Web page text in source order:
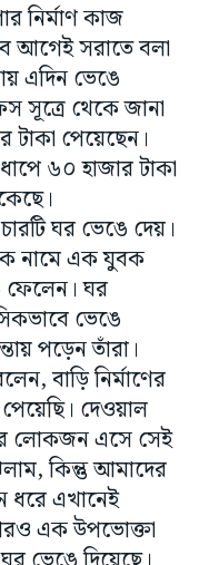
নির্মাণ কাজ
আগেই সরাতে বলা
এদিন ভেঙে
সূত্রে থেকে জানা
পেয়েছেন।
৬০ হাজার টাকা
ঘর ভেঙে দেয়।
নামে এক যুবক
ফেলেন। ঘর
ভেঙে
পড়েন তাঁরা।
বাড়ি নির্মাণের
দেওয়াল
লোকজন এসে সেই
কিন্তু আমাদের
ধরে এখানেই
এক উপভোক্তা